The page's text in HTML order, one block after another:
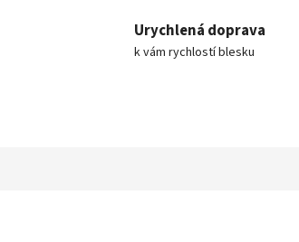
Urychlená doprava
k vám rychlostí blesku